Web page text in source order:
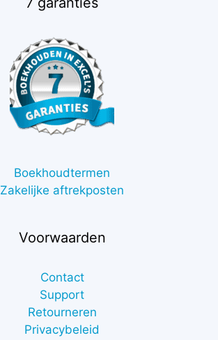
Boekhoudtermen
Zakelijke aftrekposten
Voorwaarden
Contact
Support
Retourneren
Privacybeleid